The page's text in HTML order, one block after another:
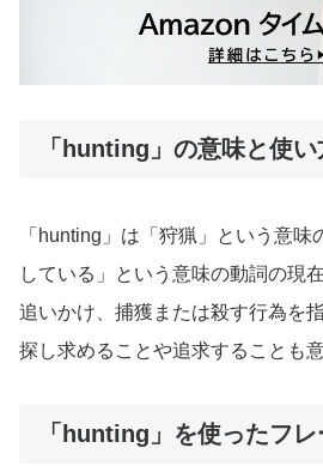
「hunting」の意味と使い
「hunting」は「狩猟」という意味
している」という意味の動詞の現
追いかけ、捕獲または殺す行為を
探し求めることや追求することも意
「hunting」を使ったフレ